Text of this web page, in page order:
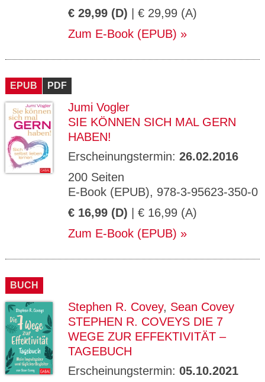
€ 29,99 (D) | € 29,99 (A)
Zum E-Book (EPUB)
EPUB PDF
Jumi Vogler
SIE KÖNNEN SICH MAL GERN
HABEN!
Erscheinungstermin: 26.02.2016
200 Seiten
E-Book (EPUB), 978-3-95623-350-0
€ 16,99 (D) | € 16,99 (A)
Zum E-Book (EPUB)
BUCH
Stephen R. Covey, Sean Covey
STEPHEN R. COVEYS DIE 7
WEGE ZUR EFFEKTIVITÄT –
TAGEBUCH
Erscheinungstermin: 05.10.2021